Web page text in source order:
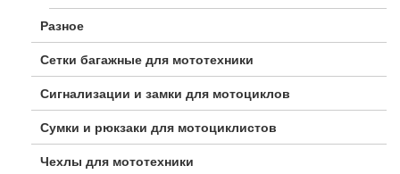
Разное
Сетки багажные для мототехники
Сигнализации и замки для мотоциклов
Сумки и рюкзаки для мотоциклистов
Чехлы для мототехники